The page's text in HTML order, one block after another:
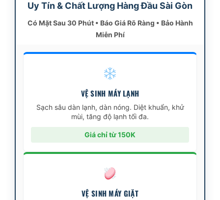
Uy Tín & Chất Lượng Hàng Đầu Sài Gòn
Có Mặt Sau 30 Phút • Báo Giá Rõ Ràng • Bảo Hành
Miễn Phí
VỆ SINH MÁY LẠNH
Sạch sâu dàn lạnh, dàn nóng. Diệt khuẩn, khử
mùi, tăng độ lạnh tối đa.
Giá chỉ từ 150K
VỆ SINH MÁY GIẶT